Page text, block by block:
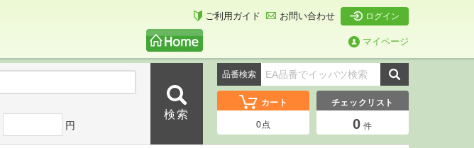
ご利用ガイド お問い合わせ ログイン
マイページ
円
品番検索
カート
0点
チェックリスト
0 件